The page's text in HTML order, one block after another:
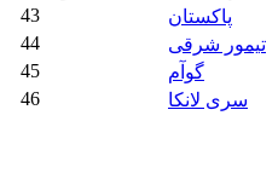
43
پاکستان
44
تیمور شرقی
45
گوآم
46
سری لانکا